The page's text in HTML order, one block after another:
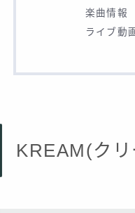
楽曲情報
ライブ動
KREAM(クリ